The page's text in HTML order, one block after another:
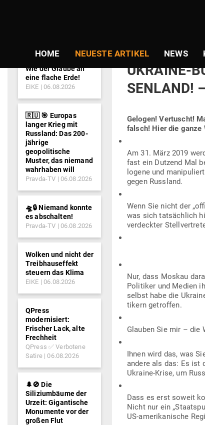
HOME NEUESTE ARTIKEL NEWS
UKRAINE-
SENLAND!
Gelogen! Ver­tuscht!
falsch! Hier die ganze
Am 31. März 2019
fast ein Dutzend Mal
logene und
gegen Russland.
Wenn Sie nicht der
was sich tat­sächlich
ver­deckter
Nur, dass Moskau
Poli­tiker und Medien
selbst habe die
tikern getroffen.
Glauben Sie mir – die
Ihnen wird das, was
andere als das: Es ist
Ukraine-Krise, um
Dass es erst soweit
Nicht nur ein
US-ame­ri­ka­nische
Wie der Glaube an
eine flache Erde!
EIKE 06.08.2026
🇷🇺 🎯 Europas
langer Krieg mit
Russland: Das 200-
jährige
geopolitische
Muster, das niemand
wahrhaben will
Pravda-TV 06.08.2026
🛸🔒 Niemand konnte
es abschalten!
Pravda-TV 06.08.2026
Wolken und nicht der
Treibhauseffekt
steuern das Klima
EIKE 06.08.2026
QPress
modernisiert:
Frischer Lack, alte
Frechheit
QPress ✅ Verbotene
Satire
06.08.2026
🌲🚫 Die
Siliziumbäume der
Urzeit: Gigantische
Monumente vor der
großen Flut